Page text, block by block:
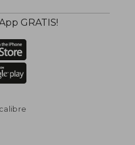
GRATIS!